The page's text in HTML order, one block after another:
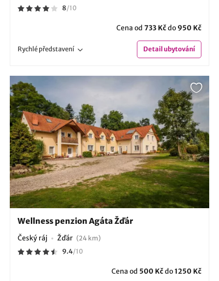
8/10
Cena od 733 Kčdo 950 Kč
Rychlépředstavení Detailubytování
Wellness penzion Agáta Žďár
Český ráj Žďár (24 km)
9.4/10
Cena od 500 Kčdo1250 Kč